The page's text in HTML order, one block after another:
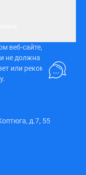
веб-сайте,
не должна
или рекомендация
д.7, 55